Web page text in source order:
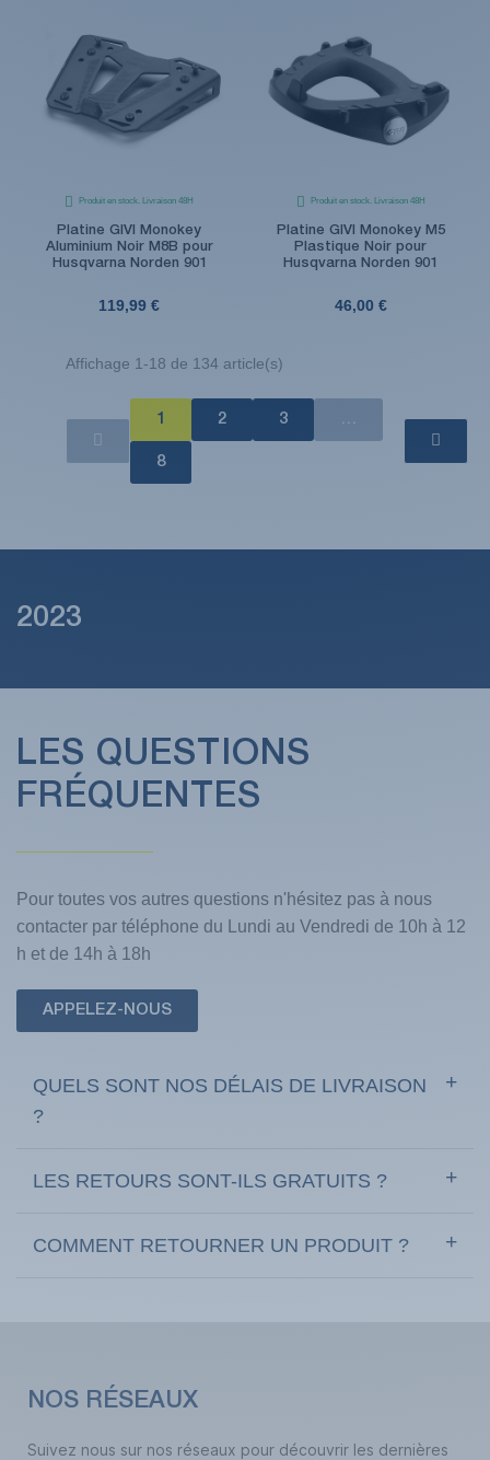
Produit en stock. Livraison 48H
Platine GIVI Monokey
Aluminium Noir M8B pour
Husqvarna Norden 901
119,99 €
Produit en stock. Livraison 48H
Platine GIVI Monokey M5
Plastique Noir pour
Husqvarna Norden 901
46,00 €
Affichage 1-18 de 134 article(s)
1 2 3
8
2023
LES QUESTIONS
FRÉQUENTES
Pour toutes vos autres questions n'hésitez pas à nous
contacter par téléphone du Lundi au Vendredi de 10h à 12
h et de 14h à 18h
APPELEZ-NOUS
QUELS SONT NOS DÉLAIS DE LIVRAISON
?
LES RETOURS SONT-ILS GRATUITS ?
COMMENT RETOURNER UN PRODUIT ?
NOS RÉSEAUX
Suivez nous sur nos réseaux pour découvrir les dernières